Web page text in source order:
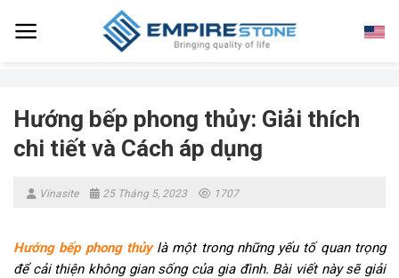
Hướng bếp phong thủy: Giải thích
chi tiết và Cách áp dụng
Vinasite 25 Tháng 5, 2023 1707
Hướng bếp phong thủylà một trong những yếu tố quan trọng
để cải thiện không gian sống của gia đình. Bài viết này sẽ giải